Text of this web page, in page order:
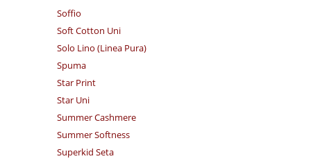
Soffio
Soft Cotton Uni
Solo Lino (Linea Pura)
Spuma
Star Print
Star Uni
Summer Cashmere
Summer Softness
Superkid Seta